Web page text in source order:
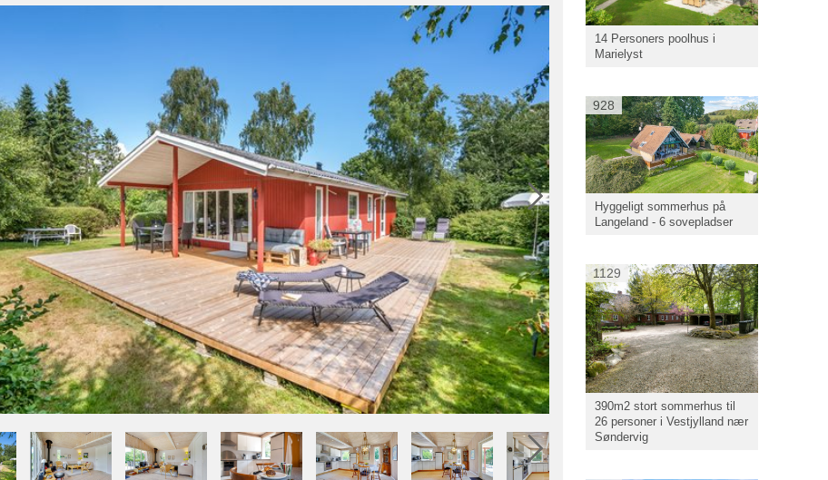
14 Personers poolhus i
Marielyst
928
Hyggeligt sommerhus på
Langeland - 6 sovepladser
1129
390m2 stort sommerhus til
26 personer i Vestjylland nær
Søndervig